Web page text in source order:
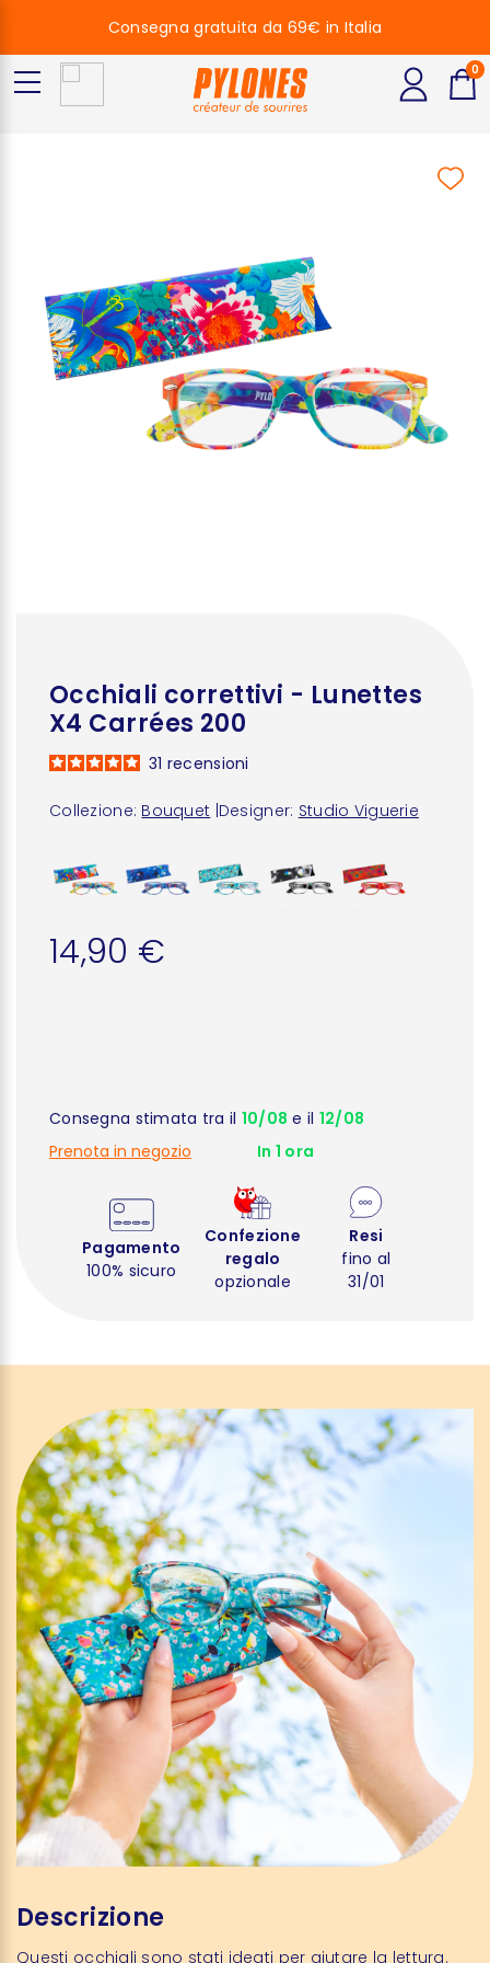
Occhiali correttivi - Lunettes
X4 Carrées 200
Collezione: Bouquet Designer: Studio Viguerie
31 recensioni
14,90 €
Consegna stimata tra il 10/08 e il 12/08
Prenota in negozio
In 1 ora
Pagamento
100% sicuro
Confezione
regalo
opzionale
Resi
fino al
31/01
Descrizione
Questi occhiali sono stati ideati per aiutare la lettura.
Consegna gratuita da 69€ in Italia
0